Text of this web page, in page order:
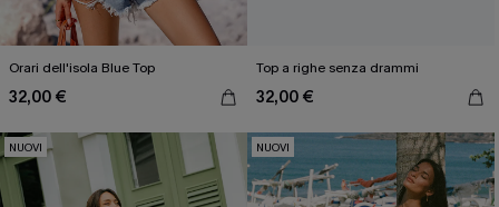
Orari dell'isola Blue Top
32,00 €
Top a righe senza drammi
32,00 €
NUOVI NUOVI